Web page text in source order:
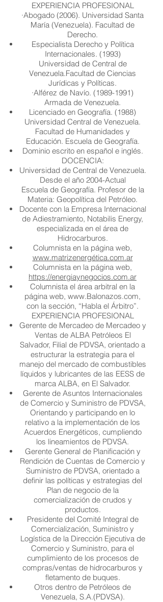
EXPERIENCIA PROFESIONAL
·Abogado (2006). Universidad Santa
María (Venezuela). Facultad de
Derecho.
Especialista Derecho y Política
Internacionales. (1993)
Universidad de Central de
Venezuela.Facultad de Ciencias
Jurídicas y Políticas.
·Alférez de Navío. (1989-1991)
Armada de Venezuela.
Licenciado en Geografía. (1988)
Universidad Central de Venezuela.
Facultad de Humanidades y
Educación. Escuela de Geografía.
Dominio escrito en español e inglés.
DOCENCIA:
Universidad de Central de Venezuela.
Desde el año 2004-Actual
Escuela de Geografía. Profesor de la
Materia: Geopolítica del Petróleo.
Docente con la Empresa Internacional
de Adiestramiento, Notabilis Energy,
especializada en el área de
Hidrocarburos.
Columnista en la página web,
www.matrizenergética.com.ar
Columnista en la página web,
https://energiaynegocios.com.ar
Columnista el área arbitral en la
página web, www.Balonazos.com,
con la sección, “Habla el Árbitro”.
EXPERIENCIA PROFESIONAL
Gerente de Mercadeo de Mercadeo y
Ventas de ALBA Petróleos El
Salvador, Filial de PDVSA, orientado a
estructurar la estrategia para el
manejo del mercado de combustibles
líquidos y lubricantes de las EESS de
marca ALBA, en El Salvador.
Gerente de Asuntos Internacionales
de Comercio y Suministro de PDVSA,
Orientando y participando en lo
relativo a la implementación de los
Acuerdos Energéticos, cumpliendo
los lineamientos de PDVSA.
Gerente General de Planificación y
Rendición de Cuentas de Comercio y
Suministro de PDVSA, orientado a
definir las políticas y estrategias del
Plan de negocio de la
comercialización de crudos y
productos.
Presidente del Comité Integral de
Comercialización, Suministro y
Logística de la Dirección Ejecutiva de
Comercio y Suministro, para el
cumplimiento de los procesos de
compras/ventas de hidrocarburos y
fletamento de buques.
Otros dentro de Petróleos de
Venezuela, S.A.(PDVSA).